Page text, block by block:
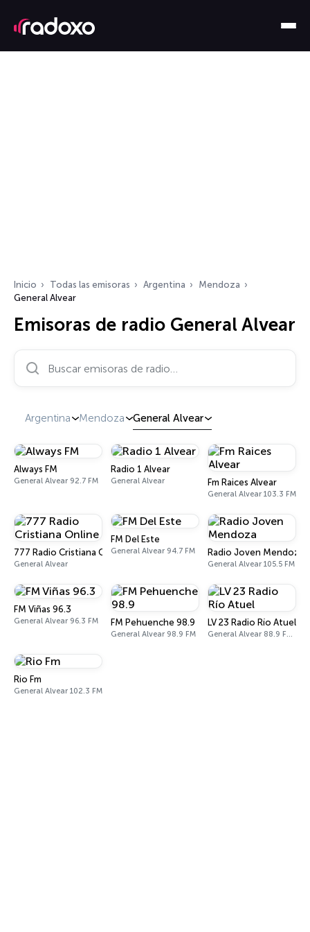
Inicio Todas las emisoras Argentina
Mendoza
General Alvear
Emisoras de radio General Alvear
Argentina Mendoza General Alvear
Always FM
General Alvear 92.7 FM
Radio 1 Alvear
General Alvear Fm Raices Alvear
General Alvear 103.3 FM
777 Radio Cristiana Online
General Alvear
FM Del Este
General Alvear 94.7 FM Radio Joven Mendoza
General Alvear 105.5 FM
FM Viñas 96.3
General Alvear 96.3 FM FM Pehuenche 98.9
General Alvear 98.9 FM
LV 23 Radio Río Atuel
General Alvear 88.9 FM - 800 AM
Rio Fm
General Alvear 102.3 FM